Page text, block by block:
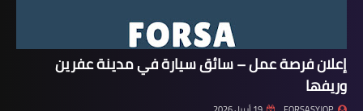
إعلان فرصة عمل – سائق سيارة في مدينة عفرين
وريفها